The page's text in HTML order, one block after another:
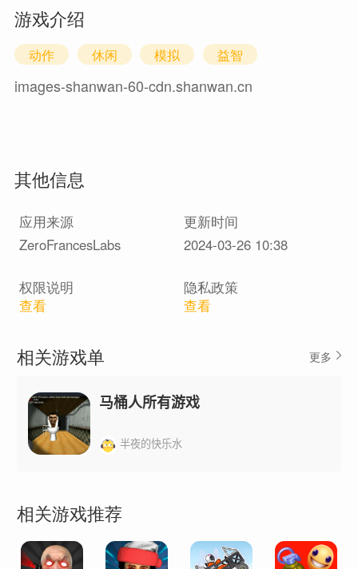
游戏介绍
动作 休闲 模拟 益智
images-shanwan-60-cdn.shanwan.cn
其他信息
应用来源
更新时间
ZeroFrancesLabs
2024-03-26 10:38
权限说明
查看
隐私政策
查看
相关游戏单 更多
马桶人所有游戏
半夜的快乐水
相关游戏推荐